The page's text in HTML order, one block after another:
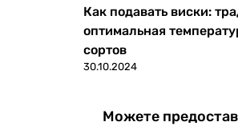
Как подавать виски:
оптимальная
сортов
30.10.2024
Можете